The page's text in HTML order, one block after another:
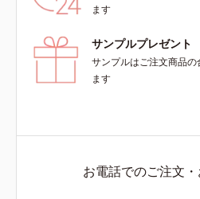
ます
サンプルプレゼント
サンプルはご注文商品
ます
お電話でのご注文